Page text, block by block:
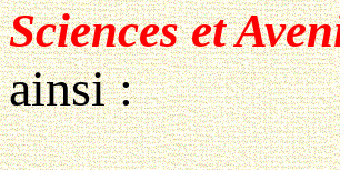
Sciences et
ainsi :